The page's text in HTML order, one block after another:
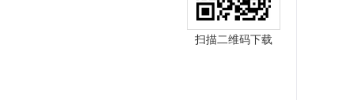
扫描二维码下载